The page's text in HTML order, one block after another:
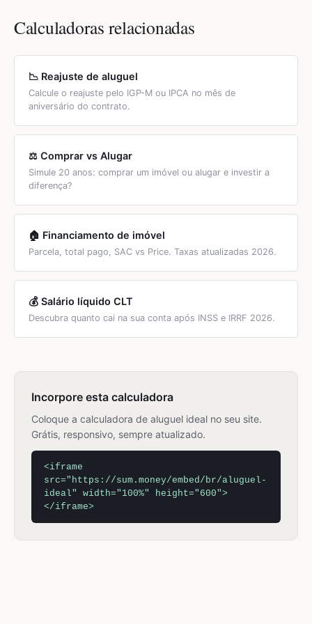
1.800-2.000.
imóvel de R$ 500 mil), alugar está baratinho. Use nossa
Calculadoras relacionadas
📉 Reajuste de aluguel
Calcule o reajuste pelo IGP-M ou IPCA no mês de
aniversário do contrato.
⚖️ Comprar vs Alugar
Simule 20 anos: comprar um imóvel ou alugar e investir a
diferença?
🏠 Financiamento de imóvel
Parcela, total pago, SAC vs Price. Taxas atualizadas 2026.
💰 Salário líquido CLT
Descubra quanto cai na sua conta após INSS e IRRF 2026.
Incorpore esta calculadora
Coloque a calculadora de aluguel ideal no seu site.
Grátis, responsivo, sempre atualizado.
<iframe
src="https://sum.money/embed/br/aluguel-
ideal" width="100%" height="600">
</iframe>